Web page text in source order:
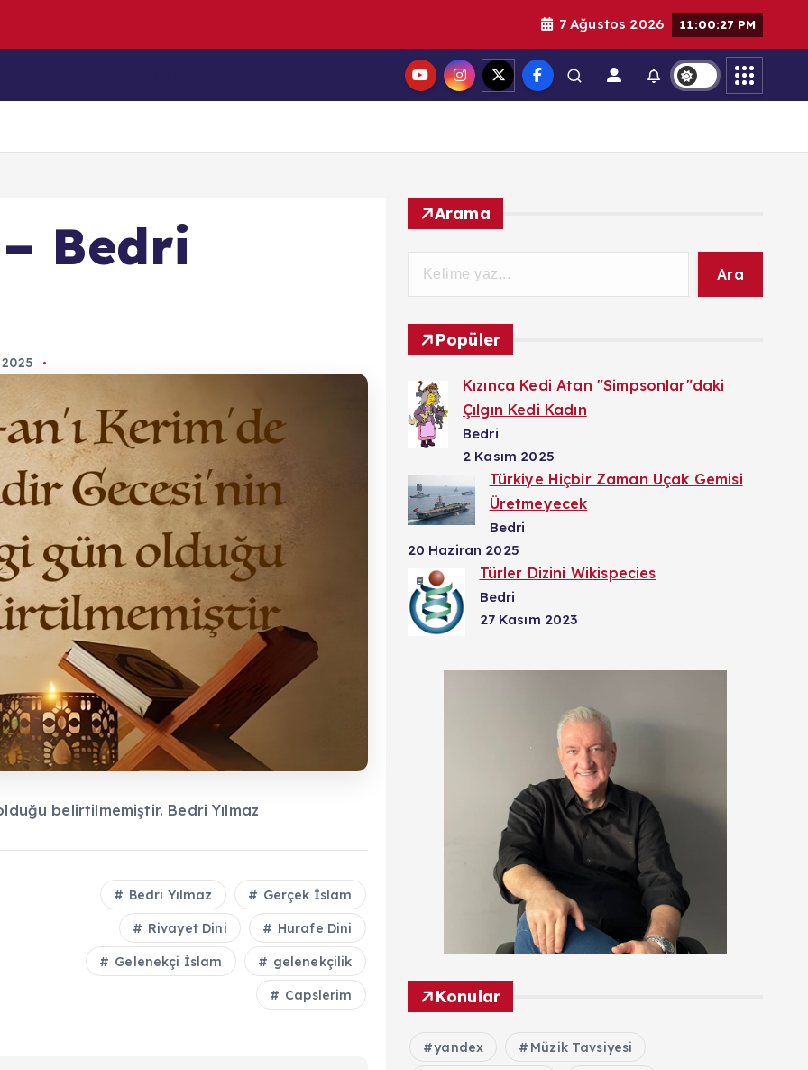
7 Ağustos 2026 11:00:28 PM
Bedri
belirtilmemiştir. Bedri Yılmaz
Bedri Yılmaz Gerçek İslam
Rivayet Dini Hurafe Dini
Gelenekçi İslam gelenekçilik
Capslerim
Arama
Ara
Popüler
Kızınca Kedi Atan "Simpsonlar"daki
Çılgın Kedi Kadın
Bedri
2 Kasım 2025
Türkiye Hiçbir Zaman Uçak Gemisi
Üretmeyecek
Bedri
20 Haziran 2025
Türler Dizini Wikispecies
Bedri
27 Kasım 2023
Konular
yandex Müzik Tavsiyesi